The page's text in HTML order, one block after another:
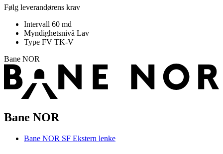
Følg leverandørens krav
Intervall 60 md
Myndighetsnivå Lav
Type FV TK-V
Bane NOR
Bane NOR
Bane NOR SF Ekstern lenke